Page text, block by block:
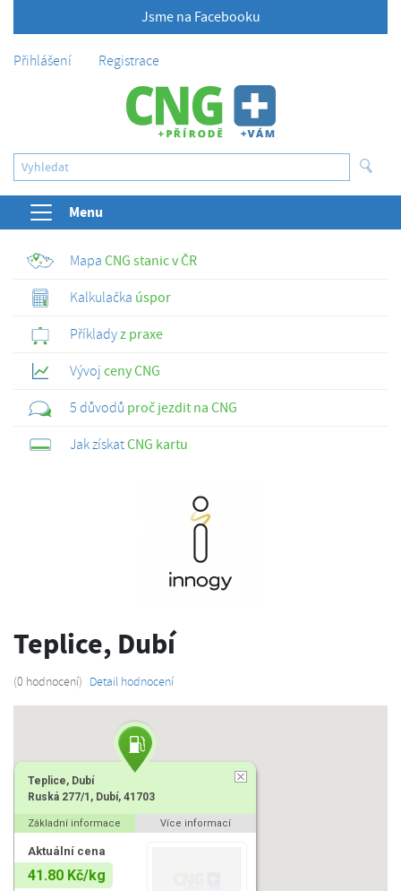
Jsme na Facebooku
Přihlášení Registrace
Menu
Mapa CNG stanic v ČR
Kalkulačka úspor
Příkladyz praxe
Vývoj ceny CNG
5 důvodů proč jezdit na CNG
Jak získatCNG kartu
Teplice, Dubí
(0 hodnocení) Detail hodnocení
Teplice, Dubí
Ruská 277/1, Dubí, 41703
Základní informace Více informací
Aktuální cena
41.80 Kč/kg